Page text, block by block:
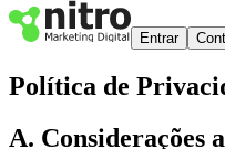
Entrar
Política de
A. Considerações